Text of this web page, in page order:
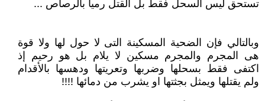
تستحق ليس السحل فقط بل القتل رميا بالرصاص ...
وبالتالي فإن الضحية المسكينة التى لا حول لها ولا قوة
هى المجرم والمجرم مسكين لا يلام بل هو رحيم إذ
اكتفى فقط بسحلها وضربها وتعريتها ودهسها بالأقدام
ولم يقتلها ويمثل بجثتها او يشرب من دمائها !!!!